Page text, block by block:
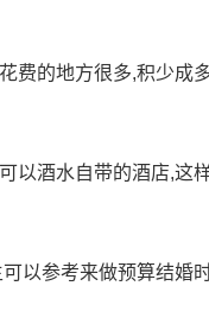
费的地方很多,积少成
以酒水自带的酒店,这
以参考来做预算结婚